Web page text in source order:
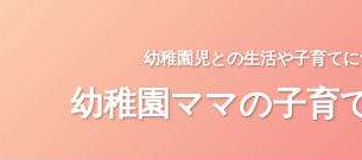
幼稚園児との生活や子育て
幼稚園ママの子育